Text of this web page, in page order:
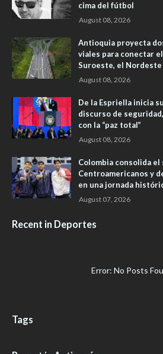
cima del fútbol
August 08, 2026
Antioquia proyecta
viales para conectar
Suroeste, el
August 08, 2026
De la Espriella inicia
discurso de
con la “paz total”
August 08, 2026
Colombia consolida
Centroamericanos y
en una jornada
August 07, 2026
Recent in Deportes
Error: No Posts
Tags